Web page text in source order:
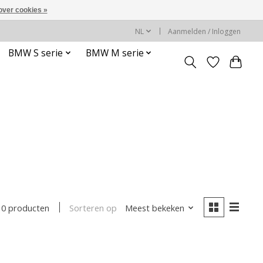
NL Aanmelden / Inloggen
BMW S serie
BMW M serie
0 producten Sorteren op Meest bekeken
cookies »